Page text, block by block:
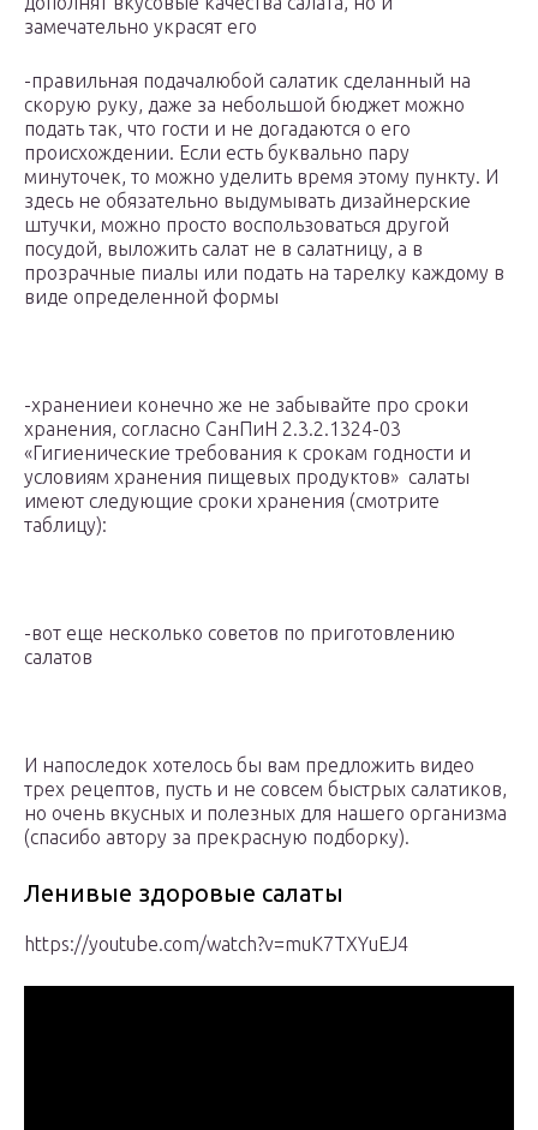
замечательно украсят его
-правильная подачалюбой салатик сделанный на
скорую руку, даже за небольшой бюджет можно
подать так, что гости и не догадаются о его
происхождении. Если есть буквально пару
минуточек, то можно уделить время этому пункту. И
здесь не обязательно выдумывать дизайнерские
штучки, можно просто воспользоваться другой
посудой, выложить салат не в салатницу, а в
прозрачные пиалы или подать на тарелку каждому в
виде определенной формы
-хранениеи конечно же не забывайте про сроки
хранения, согласно СанПиН 2.3.2.1324-03
«Гигиенические требования к срокам годности и
условиям хранения пищевых продуктов» салаты
имеют следующие сроки хранения (смотрите
таблицу):
-вот еще несколько советов по приготовлению
салатов
И напоследок хотелось бы вам предложить видео
трех рецептов, пусть и не совсем быстрых салатиков,
но очень вкусных и полезных для нашего организма
(спасибо автору за прекрасную подборку).
Ленивые здоровые салаты
https://youtube.com/watch?v=muK7TXYuEJ4